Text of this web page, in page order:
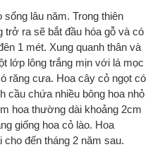
lâu năm. Trong thiên
ra sẽ bắt đầu hóa gỗ và có
1 mét. Xung quanh thân và
lớp lông trắng mịn với lá mọc
răng cưa. Hoa cây cỏ ngọt có
cầu chứa nhiều bông hoa nhỏ
hoa thường dài khoảng 2cm
giống hoa cỏ lào. Hoa
đến tháng 2 năm sau.